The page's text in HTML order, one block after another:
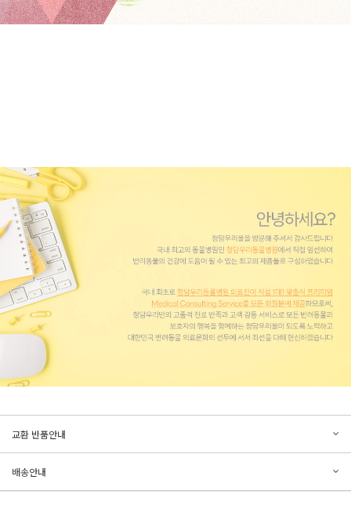
교환 반품안내
배송안내